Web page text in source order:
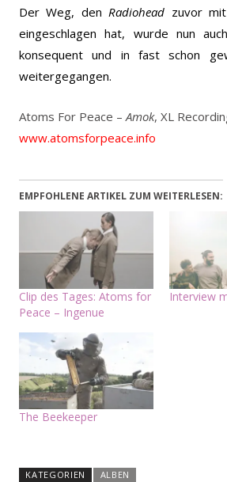
Der Weg, denRadiohead zuvor mit
eingeschlagen hat, wurde nun
konsequent und in fast schon
weitergegangen.
Atoms For Peace –Amok, XL
www.atomsforpeace.info
EMPFOHLENE ARTIKEL ZUM WEITERLESEN:
Clip des Tages: Atoms for
Peace – Ingenue
Interview
The Beekeeper
KATEGORIEN ALBEN